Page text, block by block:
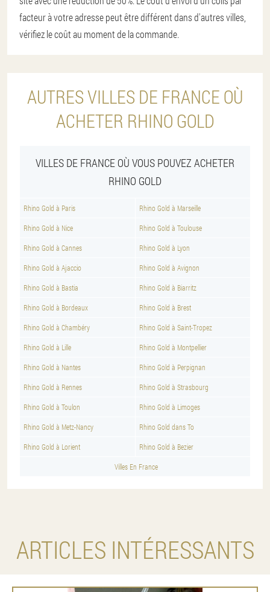
facteur à votre adresse peut être différent dans d'autres villes,
vérifiez le coût au moment de la commande.
AUTRES VILLES DE FRANCE OÙ
ACHETER RHINO GOLD
VILLES DE FRANCE OÙ VOUS POUVEZ ACHETER
RHINO GOLD
Rhino Gold à Paris Rhino Gold à Marseille
Rhino Gold à Nice Rhino Gold à Toulouse
Rhino Gold à Cannes Rhino Gold à Lyon
Rhino Gold à Ajaccio Rhino Gold à Avignon
Rhino Gold à Bastia Rhino Gold à Biarritz
Rhino Gold à Bordeaux Rhino Gold à Brest
Rhino Gold à Chambéry Rhino Gold à Saint-Tropez
Rhino Gold à Lille Rhino Gold à Montpellier
Rhino Gold à Nantes Rhino Gold à Perpignan
Rhino Gold à Rennes Rhino Gold à Strasbourg
Rhino Gold à Toulon Rhino Gold à Limoges
Rhino Gold à Metz-Nancy Rhino Gold dans To
Rhino Gold à Lorient Rhino Gold à Bezier
Villes En France
ARTICLES INTÉRESSANTS